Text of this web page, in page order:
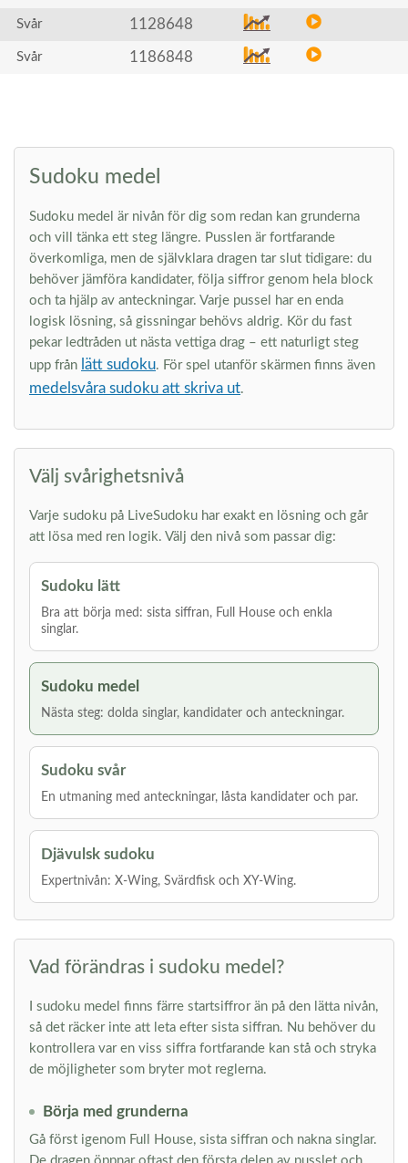
Svår 1128648
Svår 1186848
Sudoku medel
Sudoku medel är nivån för dig som redan kan grunderna
och vill tänka ett steg längre. Pusslen är fortfarande
överkomliga, men de självklara dragen tar slut tidigare: du
behöver jämföra kandidater, följa siffror genom hela block
och ta hjälp av anteckningar. Varje pussel har en enda
logisk lösning, så gissningar behövs aldrig. Kör du fast
pekar ledtråden ut nästa vettiga drag – ett naturligt steg
upp från lätt sudoku. För spel utanför skärmen finns även
medelsvåra sudoku att skriva ut.
Välj svårighetsnivå
Varje sudoku på LiveSudoku har exakt en lösning och går
att lösa med ren logik. Välj den nivå som passar dig:
Sudoku lätt
Bra att börja med: sista siffran, Full House och enkla
singlar.
Sudoku medel
Nästa steg: dolda singlar, kandidater och anteckningar.
Sudoku svår
En utmaning med anteckningar, låsta kandidater och par.
Djävulsk sudoku
Expertnivån: X-Wing, Svärdfisk och XY-Wing.
Vad förändras i sudoku medel?
I sudoku medel finns färre startsiffror än på den lätta nivån,
så det räcker inte att leta efter sista siffran. Nu behöver du
kontrollera var en viss siffra fortfarande kan stå och stryka
de möjligheter som bryter mot reglerna.
Börja med grunderna
Gå först igenom Full House, sista siffran och nakna singlar.